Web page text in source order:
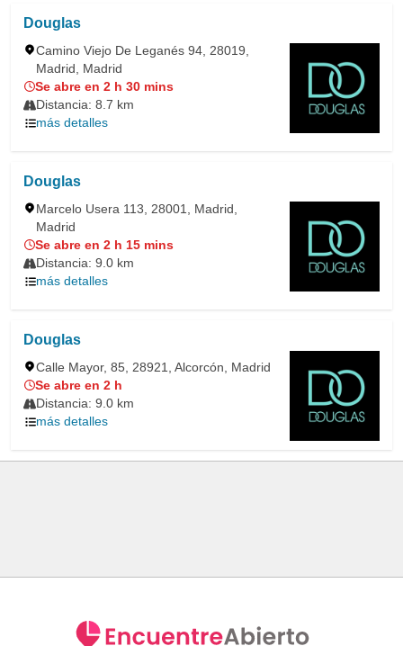
Douglas
Camino Viejo De Leganés 94, 28019,
Madrid, Madrid
Se abre en 2 h 30 mins
Distancia: 8.7 km
más detalles
Douglas
Marcelo Usera 113, 28001, Madrid,
Madrid
Se abre en 2 h 15 mins
Distancia: 9.0 km
más detalles
Douglas
Calle Mayor, 85, 28921, Alcorcón, Madrid
Se abre en 2 h
Distancia: 9.0 km
más detalles